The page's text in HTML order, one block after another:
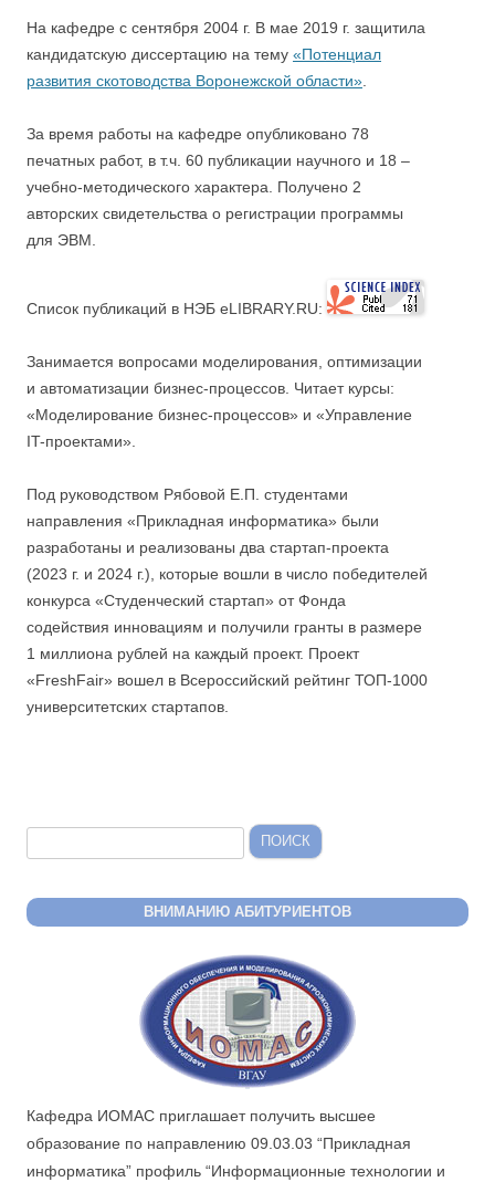
На кафедре с сентября 2004 г. В мае 2019 г. защитила
кандидатскую диссертацию на тему «Потенциал
развития скотоводства Воронежской области»
За время работы на кафедре опубликовано 78
печатных работ, в т.ч. 60 публикации научного и 18 –
учебно-методического характера. Получено 2
авторских свидетельства о регистрации программы
для ЭВМ.
Список публикаций в НЭБ eLIBRARY.RU:
Занимается вопросами моделирования, оптимизации
и автоматизации бизнес-процессов. Читает курсы:
«Моделирование бизнес-процессов» и «Управление
IT-проектами».
Под руководством Рябовой Е.П. студентами
направления «Прикладная информатика» были
разработаны и реализованы два стартап-проекта
(2023 г. и 2024 г.), которые вошли в число победителей
конкурса «Студенческий стартап» от Фонда
содействия инновациям и получили гранты в размере
1 миллиона рублей на каждый проект. Проект
«FreshFair» вошел в Всероссийский рейтинг ТОП-1000
университетских стартапов.
ВНИМАНИЮ АБИТУРИЕНТОВ
Кафедра ИОМАС приглашает получить высшее
образование по направлению 09.03.03 “Прикладная
информатика” профиль “Информационные технологии и